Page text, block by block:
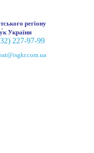
регіону
України
227-97-99